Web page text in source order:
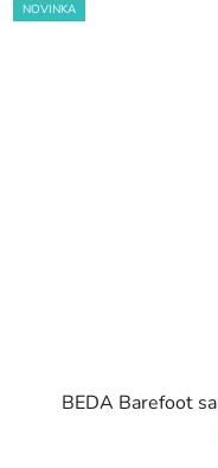
NOVINKA
BEDA Barefoot